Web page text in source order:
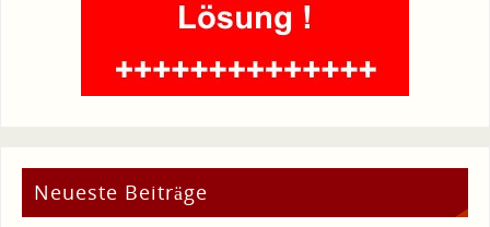
Neueste Beiträge